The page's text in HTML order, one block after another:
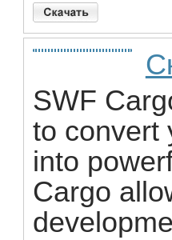
SWF
to convert
into
Cargo